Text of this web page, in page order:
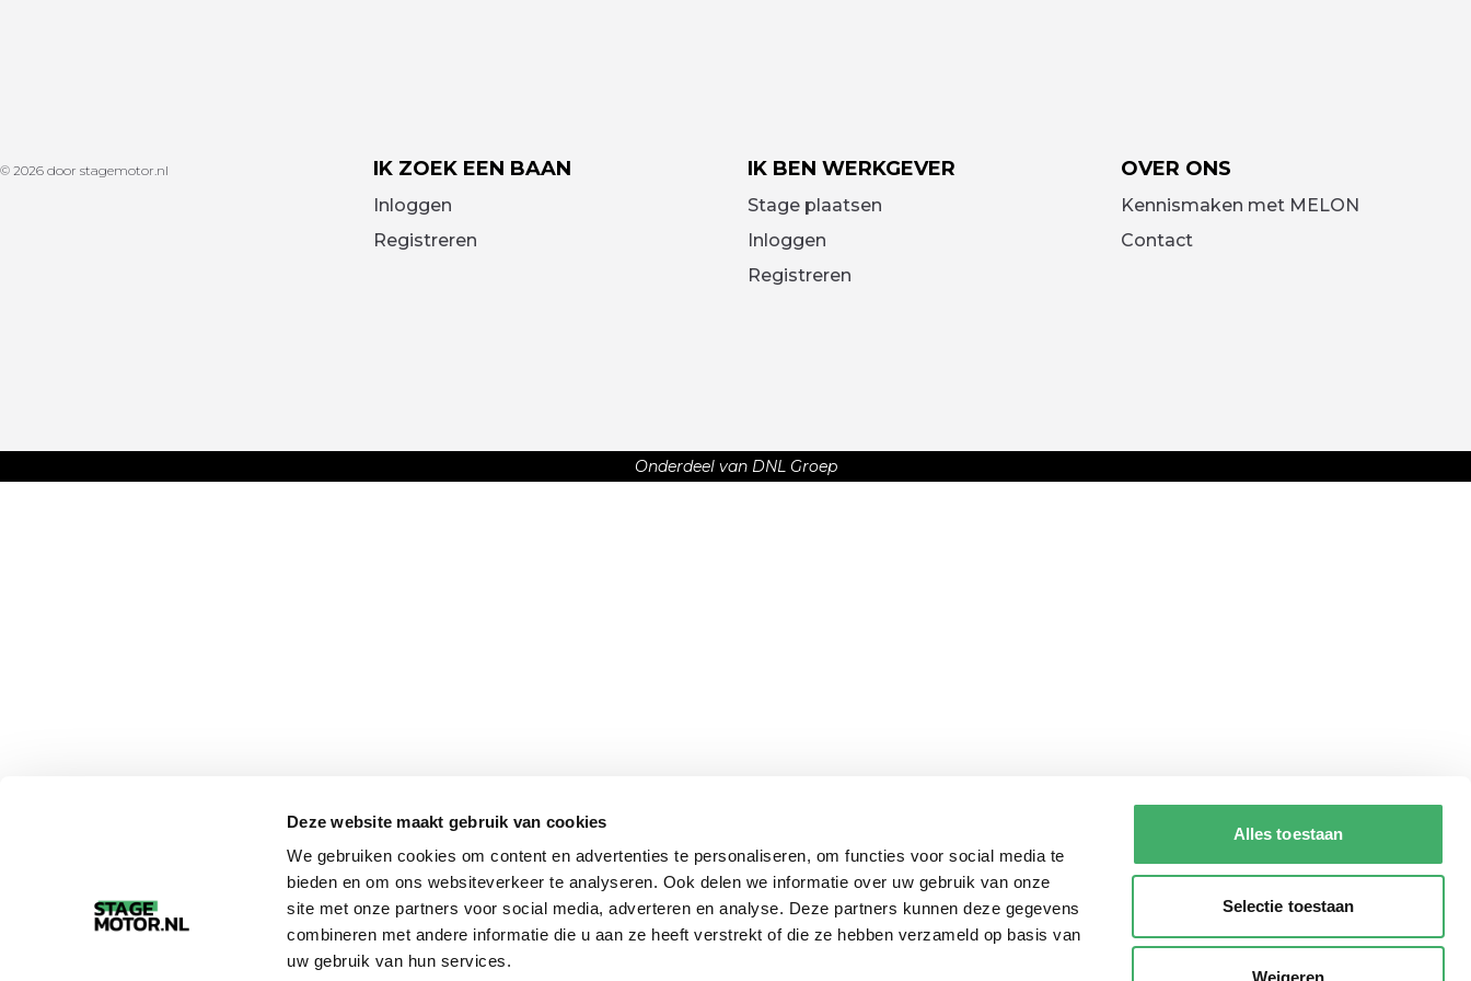
Deze website maakt gebruik van cookies
We gebruiken cookies om content en advertenties te personaliseren, om functies voor social media te
bieden en om ons websiteverkeer te analyseren. Ook delen we informatie over uw gebruik van onze
site met onze partners voor social media, adverteren en analyse. Deze partners kunnen deze gegevens
combineren met andere informatie die u aan ze heeft verstrekt of die ze hebben verzameld op basis van
uw gebruik van hun services.
Alles toestaan
Selectie toestaan
Weigeren
© 2026 door stagemotor.nl IK ZOEK EEN BAAN
Inloggen
Registreren
IK BEN WERKGEVER
Stage plaatsen
Inloggen
Registreren
OVER ONS
Kennismaken met MELON
Contact
Onderdeel van DNL Groep